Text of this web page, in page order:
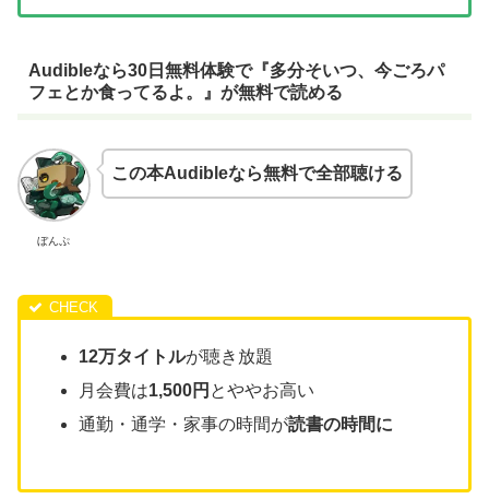
Audibleなら30日無料体験で『多分そいつ、今ごろパ
フェとか食ってるよ。』が無料で読める
ぼんぷ
この本Audibleなら無料で全部聴ける
12万タイトルが聴き放題
月会費は1,500円 とややお高い
通勤・通学・家事の時間が読書の時間に